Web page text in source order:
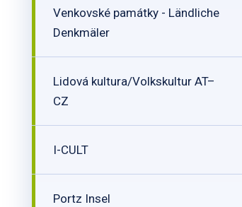
Venkovské památky - Ländliche
Denkmäler
Lidová kultura/Volkskultur AT–
CZ
I-CULT
Portz Insel